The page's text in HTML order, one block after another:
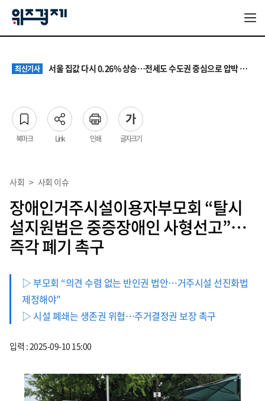
최신기사 서울 집값 다시 0.26% 상승…전세도 수도권 중심으로 압박 커져
최신기사 원·하청 교섭 갈등에 안전 지원 위축까지… 노란봉투법 불확실성 해법은
최신기사 청소년 혐오 표현, '처벌과 낙인'에서 '교양과 상식'으로
북마크 Link 인쇄 글자크기
사회 > 사회 이슈
장애인거주시설이용자부모회 “탈시
설지원법은 중증장애인 사형선고”…
즉각 폐기 촉구
▷ 부모회 “의견 수렴 없는 반인권 법안…거주시설 선진화법
제정해야”
▷ 시설 폐쇄는 생존권 위협…주거결정권 보장 촉구
입력 : 2025-09-10 15:00